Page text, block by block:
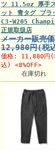
ツ 11.5oz 厚手
ット 青タグ ブラ
C3-W205
正規取扱店
メーカー販売
12,980円(税
価格: 11,880円 (
込) <8%OFF>
在庫切れ